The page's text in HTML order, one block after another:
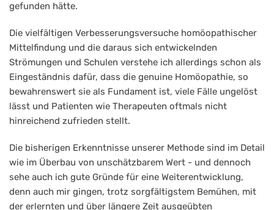
gefunden hätte.
Die vielfältigen Verbesserungsversuche homöopathischer
Mittelfindung und die daraus sich entwickelnden
Strömungen und Schulen verstehe ich allerdings schon als
Eingeständnis dafür, dass die genuine Homöopathie, so
bewahrenswert sie als Fundament ist, viele Fälle ungelöst
lässt und Patienten wie Therapeuten oftmals nicht
hinreichend zufrieden stellt.
Die bisherigen Erkenntnisse unserer Methode sind im Detail
wie im Überbau von unschätzbarem Wert - und dennoch
sehe auch ich gute Gründe für eine Weiterentwicklung,
denn auch mir gingen, trotz sorgfältigstem Bemühen, mit
der erlernten und über längere Zeit ausgeübten